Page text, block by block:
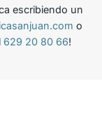
escribiendo un
o
629 20 80 66!